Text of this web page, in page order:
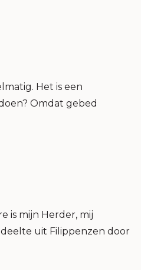
Het is een
Omdat gebed
is mijn Herder, mij
uit Filippenzen door